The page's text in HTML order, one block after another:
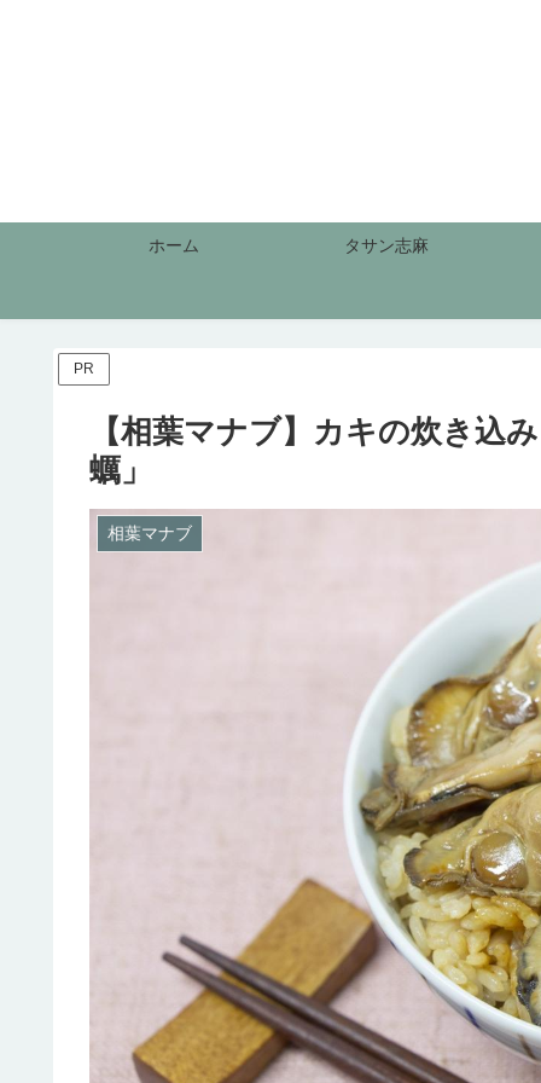
ホーム タサン志麻
PR
【相葉マナブ】カキの炊き込
蠣」
相葉マナブ